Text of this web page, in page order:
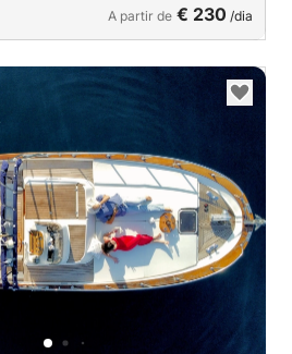
A partir de € 230 /dia